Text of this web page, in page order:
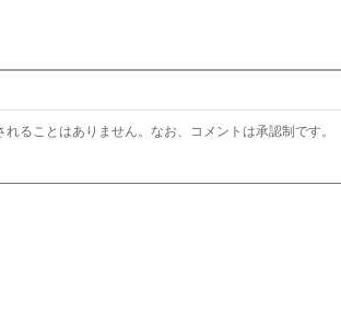
れることはありません。なお、コメントは承認制です。